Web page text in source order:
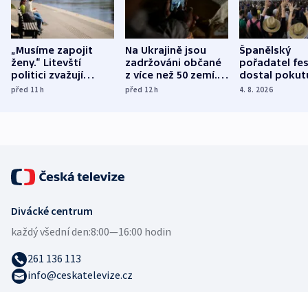
„Musíme zapojit
ženy.“ Litevští
politici zvažují
dohodu o
před 11h
Na Ukrajině jsou
zadržováni občané
z více než 50 zemí.
Bojovali na straně
před 12h
Španělský
pořadatel
dostal
nekalé
4. 8. 2026
Divácké centrum
každý všední den:8:00—16:00 hodin
261 136 113
info@ceskatelevize.cz